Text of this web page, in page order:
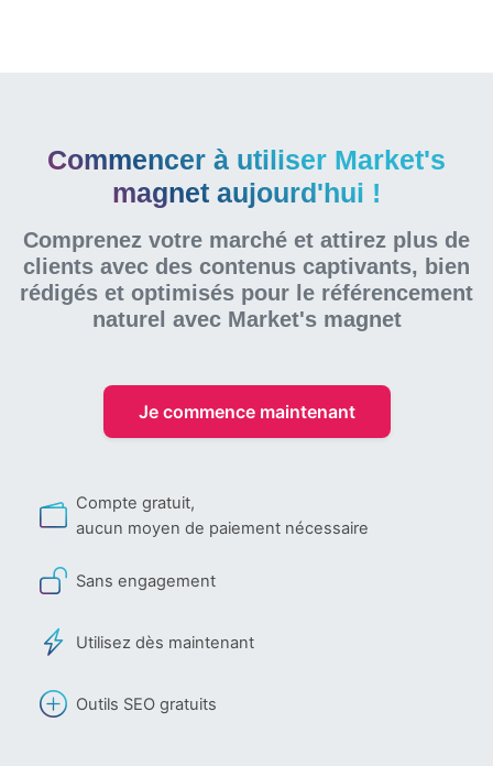
Commencer à utiliser Market's
magnet aujourd'hui !
Comprenez votre marché et attirez plus de
clients avec des contenus captivants, bien
rédigés et optimisés pour le référencement
naturel avec Market's magnet
Je commence maintenant
Compte gratuit,
aucun moyen de paiement nécessaire
Sans engagement
Utilisez dès maintenant
Outils SEO gratuits